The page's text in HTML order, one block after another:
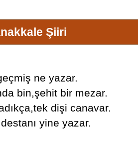
Şiiri
ne yazar.
bin,şehit bir mezar.
dişi canavar.
yine yazar.